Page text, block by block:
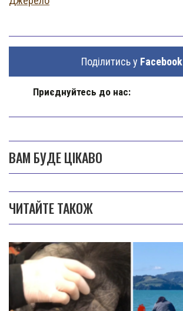
Поділитись у Facebook
Приєднуйтесь до нас:
ВАМ БУДЕ ЦІКАВО
ЧИТАЙТЕ ТАКОЖ